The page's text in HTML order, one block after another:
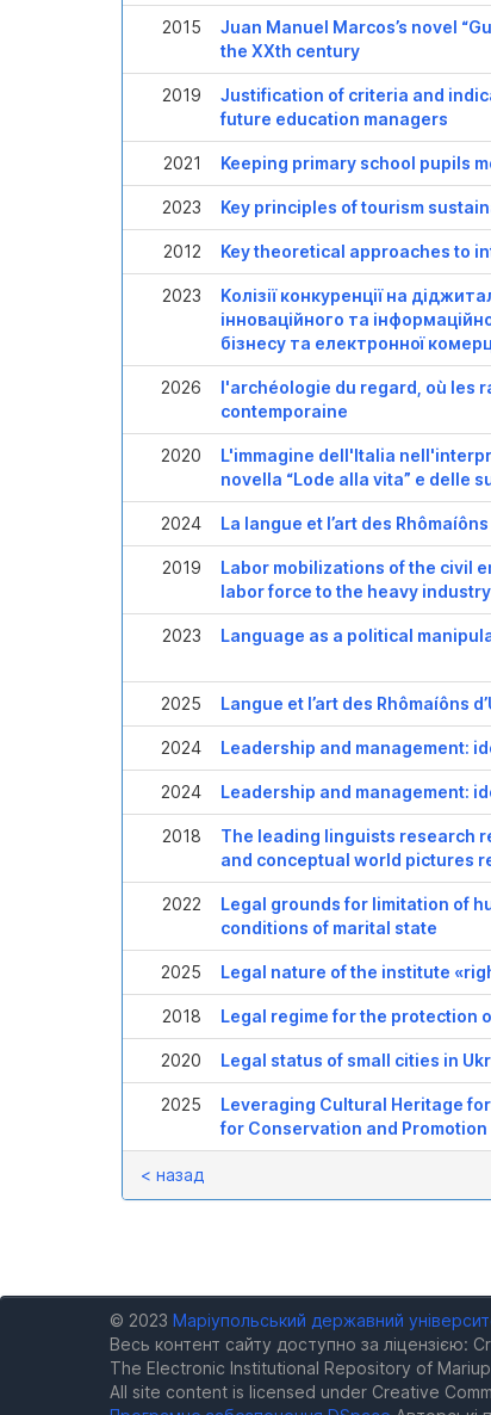
2015
Juan Manuel Marcos’s novel
the XXth century
2019
Justification of criteria and
future education managers
2021 Keeping primary school pupils
2023 Key principles of tourism
2012 Key theoretical approaches to
2023
Kолізії конкуренції на
інноваційного та
бізнесу та електронної
2026
l'archéologie du regard, où les
contemporaine
2020
L'immagine dell'Italia
novella “Lode alla vita” e delle
2024 La langue et l’art des
2019
Labor mobilizations of the civil
labor force to the heavy
2023 Language as a political
2025 Langue et l’art des Rhômaíôns
2024 Leadership and management:
2024 Leadership and management:
2018
The leading linguists research
and conceptual world pictures
2022
Legal grounds for limitation of
conditions of marital state
2025 Legal nature of the institute
2018 Legal regime for the protection
2020 Legal status of small cities in
2025
Leveraging Cultural Heritage
for Conservation and Promotion
< назад
© 2023 Маріупольський державний
Весь контент сайту доступно за ліцензією:
The Electronic Institutional Repository of
All site content is licensed under Creative